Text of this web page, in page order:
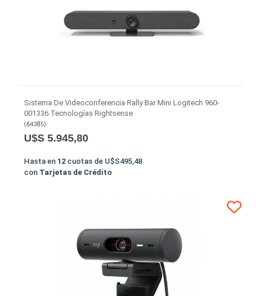
Sistema De Videoconferencia Rally Bar Mini Logitech 960-
001336 Tecnologías Rightsense
(64385)
U$S 5.945,80
Hasta en 12 cuotas de U$S495,48
con Tarjetas de Crédito